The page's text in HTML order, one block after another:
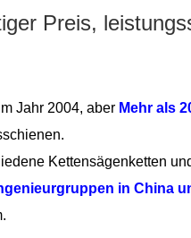
Preis,
Jahr 2004, aber Mehr als
Kettensägenketten
in China